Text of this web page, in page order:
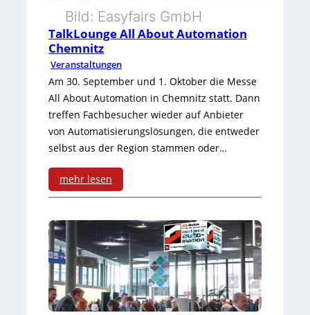
e
r
p
l
u
u
d
s
t
a
e
r
r
u
n
d
a
u
f
d
e
Bild: Easyfairs GmbH
TalkLounge All About Automation
Chemnitz
Veranstaltungen
Am 30. September und 1. Oktober die Messe
All About Automation in Chemnitz statt. Dann
treffen Fachbesucher wieder auf Anbieter
von Automatisierungslösungen, die entweder
selbst aus der Region stammen oder…
mehr lesen
:
T
a
l
k